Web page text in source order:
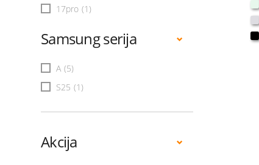
17pro (1)
Samsung serija
A (5)
S25 (1)
Akcija